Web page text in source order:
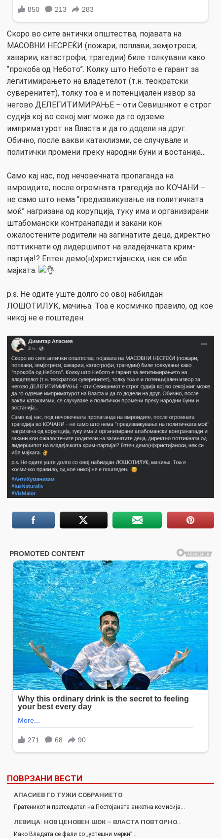
Скоро во сите антички општества, појавата на
МАСОВНИ НЕСРЕЌИ (пожари, поплави, земјотреси,
хаварии, катастрофи, трагедии) биле толкувани како
“прокоба од Небото”. Колку што Небото е гарант за
легитимирањето на владетелот (т.н. теократски
суверенитет), толку тоа е и потенцијален извор за
негово ДЕЛЕГИТИМИРАЊЕ – оти Севишниот е строг
судија кој во секој миг може да го одземе
имприматурот на Власта и да го додели на друг.
Обично, после вакви катаклизми, се случувале и
политички промени преку народни буни и востанија…
Само кај нас, под нечовечната пропаганда на
вмроидите, после огромната трагедија во КОЧАНИ –
не само што нема “предизвикување на политичката
моќ” нагризана од корупција, туку има и организирани
штабомански контранапади и закани кон
ожалостените родители на загинатите деца, директно
поттикнати од лидершипот на владејачката крим-
партија!? Ептен демо(н)христијански, нек си ибе
мајката.
p.s. Не одите уште долго со овој набилдан
ЛОШОТИЛУК, мачиња. Тоа е космичко правило, од кое
никој не е поштеден.
ПОВРЗАНИ ВЕСТИ
АПАСИЕВ ГО ТУЖИ СОБРАНИЕТО
Пратеникот и претседател на Постојаната анкетна комисија…
​​​​​​ЛЕВИЦА: НОВ ЦЕНОВЕН ШОК – ВЛАСТА ПОВТОРНО…
Иако Владата се фали со „успешни мерки”…